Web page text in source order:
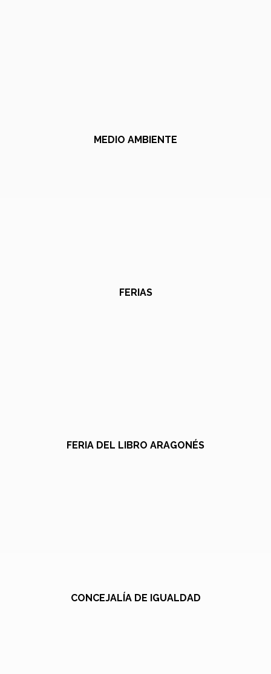
MEDIO AMBIENTE
FERIAS
FERIA DEL LIBRO ARAGONÉS
CONCEJALÍA DE IGUALDAD